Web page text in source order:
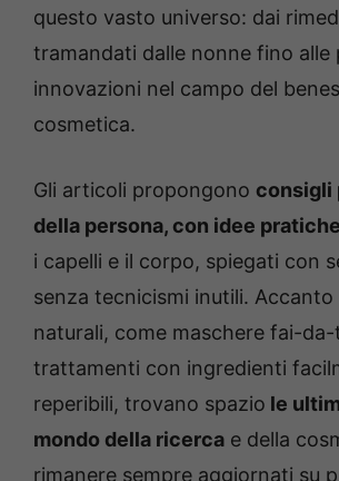
questo vasto universo: dai
tramandati dalle nonne fino alle
innovazioni nel campo del
cosmetica.
Gli articoli propongono consigli
della persona, con idee
i capelli e il corpo, spiegati con
senza tecnicismi inutili. Accanto
naturali, come maschere fai-da-
trattamenti con ingredienti
reperibili, trovano spazio le
mondo della ricerca e della
rimanere sempre aggiornati su